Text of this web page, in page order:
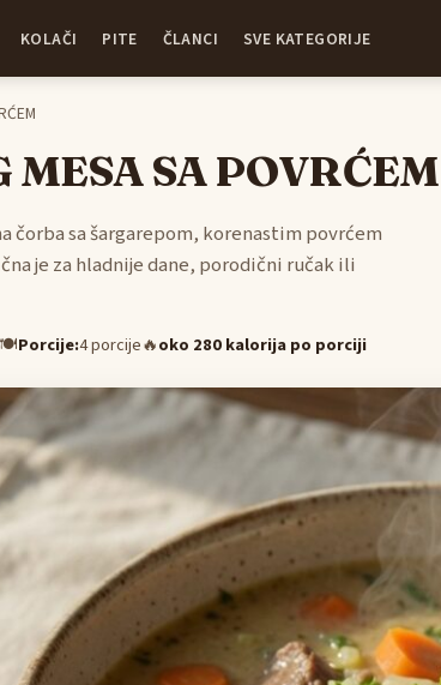
KOLAČI PITE ČLANCI SVE KATEGORIJE
MESA SA POVRĆEM
čorba sa šargarepom, korenastim povrćem
je za hladnije dane, porodični ručak ili
🍽Porcije:4 porcije🔥oko 280 kalorija po porciji